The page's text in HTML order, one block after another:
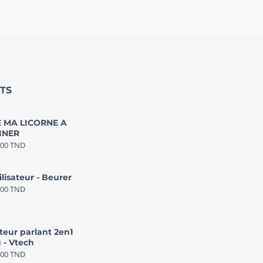
MA LICORNE A
TND
- Beurer
TND
parlant 2en1
- Vtech
TND